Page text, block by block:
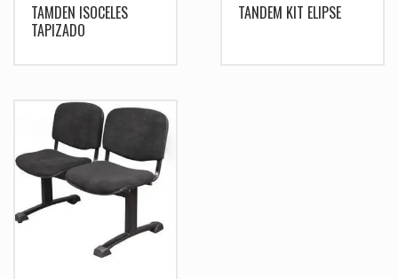
TAMDEN ISOCELES
TAPIZADO
TANDEM KIT ELIPSE